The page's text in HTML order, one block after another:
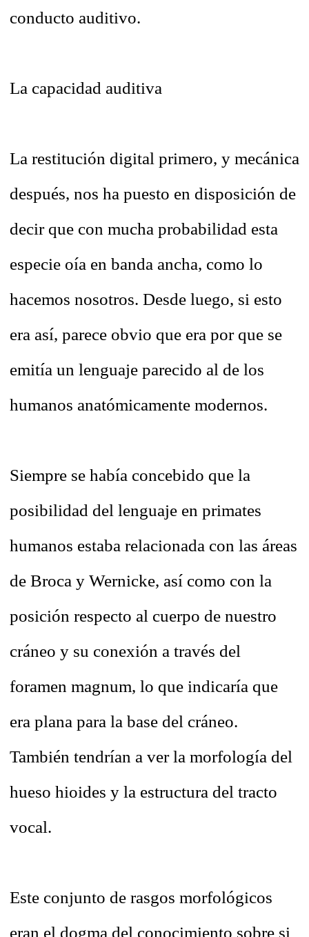
conducto auditivo.
La capacidad auditiva
La restitución digital primero, y mecánica
después, nos ha puesto en disposición de
decir que con mucha probabilidad esta
especie oía en banda ancha, como lo
hacemos nosotros. Desde luego, si esto
era así, parece obvio que era por que se
emitía un lenguaje parecido al de los
humanos anatómicamente modernos.
Siempre se había concebido que la
posibilidad del lenguaje en primates
humanos estaba relacionada con las áreas
de Broca y Wernicke, así como con la
posición respecto al cuerpo de nuestro
cráneo y su conexión a través del
foramen magnum, lo que indicaría que
era plana para la base del cráneo.
También tendrían a ver la morfología del
hueso hioides y la estructura del tracto
vocal.
Este conjunto de rasgos morfológicos
eran el dogma del conocimiento sobre si